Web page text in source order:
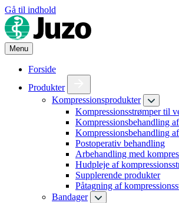
Gå til indhold
Menu
Forside
Produkter
Kompressionsprodukter
Kompressionsstrømper til
Kompressionsbehandling
Kompressionsbehandling
Postoperativ behandling
Arbehandling med
Hudpleje af
Supplerende produkter
Påtagning af
Bandager